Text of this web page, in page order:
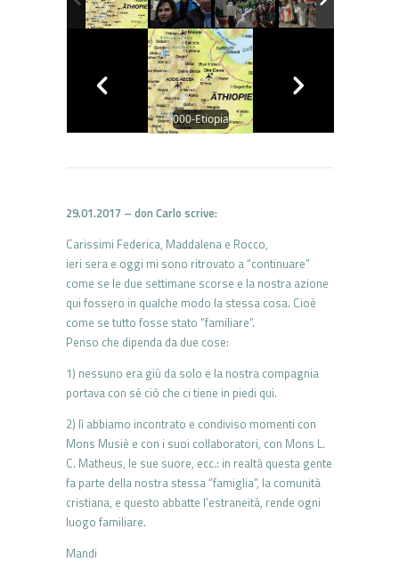
000-Etiopia
29.01.2017 – don Carlo scrive:
Carissimi Federica, Maddalena e Rocco,
ieri sera e oggi mi sono ritrovato a “continuare”
come se le due settimane scorse e la nostra azione
qui fossero in qualche modo la stessa cosa. Cioè
come se tutto fosse stato “familiare”.
Penso che dipenda da due cose:
1) nessuno era giù da solo e la nostra compagnia
portava con sé ciò che ci tiene in piedi qui.
2) lì abbiamo incontrato e condiviso momenti con
Mons Musiè e con i suoi collaboratori, con Mons L.
C. Matheus, le sue suore, ecc.: in realtà questa gente
fa parte della nostra stessa “famiglia”, la comunità
cristiana, e questo abbatte l’estraneità, rende ogni
luogo familiare.
Mandi